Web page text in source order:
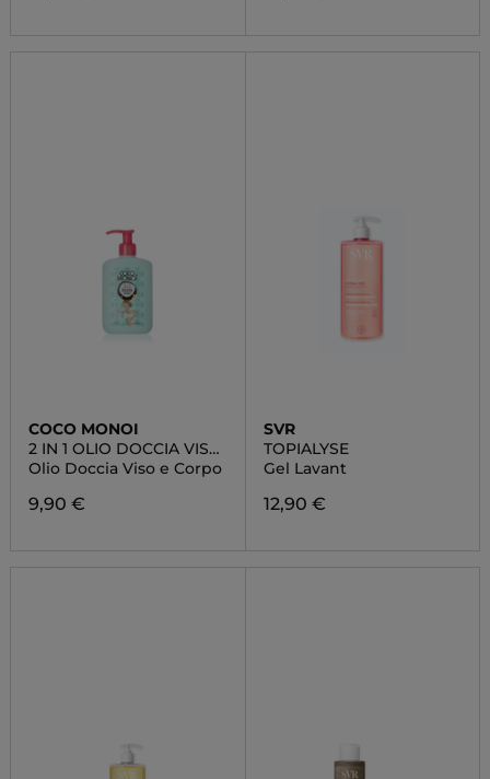
COCO MONOI
2 IN 1 OLIO DOCCIA VISO
E CORPO
Olio Doccia Viso e Corpo
9,90 €
SVR
TOPIALYSE
Gel Lavant
12,90 €